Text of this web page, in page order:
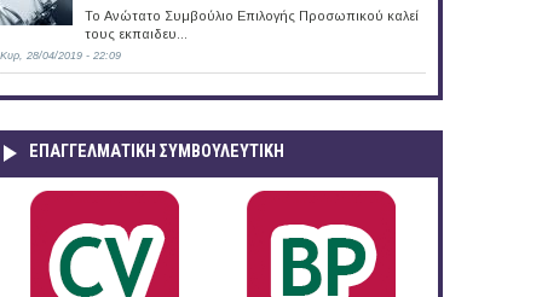
Το Ανώτατο Συμβούλιο Επιλογής Προσωπικού καλεί
τους εκπαιδευ...
Κυρ, 28/04/2019 - 22:09
ΕΠΑΓΓΕΛΜΑΤΙΚΉ ΣΥΜΒΟΥΛΕΥΤΙΚΉ